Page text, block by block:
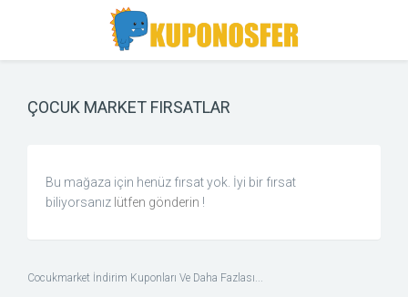
navigation
ÇOCUK MARKET FIRSATLAR
Bu mağaza için henüz fırsat yok. İyi bir fırsat
biliyorsanız lütfen gönderin !
Cocukmarket İndirim Kuponları Ve Daha Fazlası...